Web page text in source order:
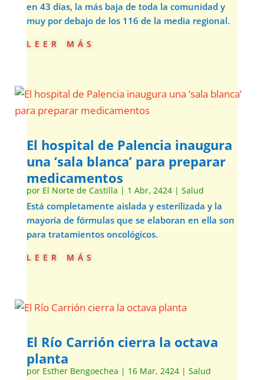
en 43 días, la más baja de toda la comunidad y
muy por debajo de los 116 de la media regional.
leer más
El hospital de Palencia inaugura
una ‘sala blanca’ para preparar
medicamentos
por El Norte de Castilla | 1 Abr, 2424| Salud
Está completamente aislada y esterilizada y la
mayoría de fórmulas que se elaboran en ella son
para tratamientos oncológicos.
leer más
El Río Carrión cierra la octava
planta
por Esther Bengoechea | 16 Mar, 2424| Salud